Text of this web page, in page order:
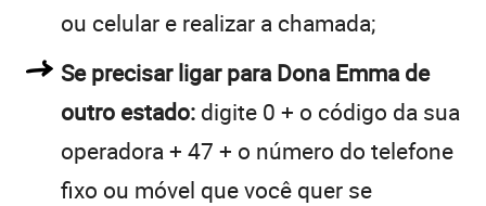
ou celular e realizar a chamada;
Se precisar ligar para Dona Emma de
outro estado: digite 0 + o código da sua
operadora + 47 + o número do telefone
fixo ou móvel que você quer se